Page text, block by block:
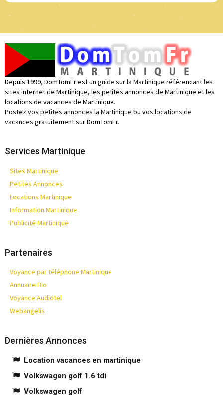
Depuis 1999, DomTomFr est un guide sur la Martinique référencant les
sites internet de Martinique, les petites annonces de Martinique et les
locations de vacances de Martinique.
Postez vos petites annonces la Martinique ou vos locations de
vacances gratuitement sur DomTomFr.
Services Martinique
Sites Martinique
Petites Annonces
Locations Martinique
Information Martinique
Publicité Martinique
Partenaires
Voyance par téléphone Martinique
Annuaire Bio
Voyance Audiotel
Webangelis
Dernières Annonces
Location vacances en martinique
Volkswagen golf 1.6 tdi
Volkswagen golf